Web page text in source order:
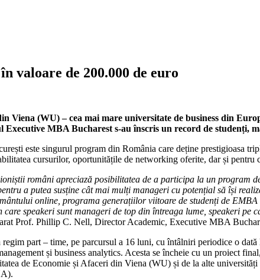
valoare de 200.000 de euro
(WU) – cea mai mare universitate de business din
Executive MBA Bucharest s-auînscris un record de studenți,
este singurul program din România care deține prestigioasa
cursurilor, oportunitățile de networking oferite, dar și pentru
români apreciază posibilitatea de a participa la un
a putea susține cât mai mulți manageri cu potențial să își
online, programa generațiilor viitoare de studenți de
speakeri sunt manageri de top din întreaga lume, speakeri
Prof. Phillip C. Nell, Director Academic, Executive MBA
part – time, pe parcursul a 16 luni, cu întâlniri periodice o
și business analytics. Acesta se încheie cu un proiect
de Economie și Afaceri din Viena (WU) și de la alte